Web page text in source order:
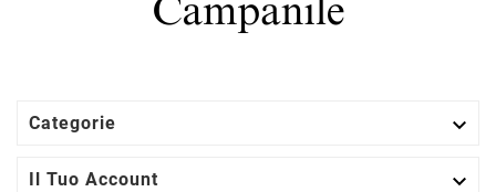
Categorie 
Il Tuo Account 